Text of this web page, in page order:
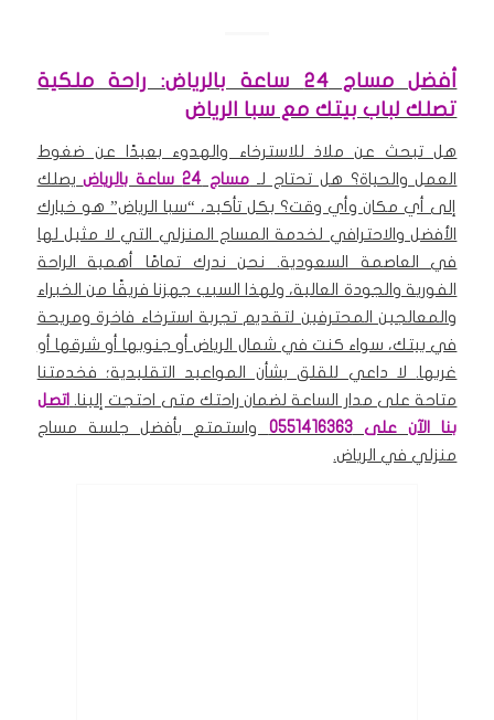
أفضل مساج 24 ساعة بالرياض: راحة ملكية
تصلك لباب بيتك مع سبا الرياض
هل تبحث عن ملاذ للاسترخاء والهدوء بعيدًا عن ضغوط
العمل والحياة؟ هل تحتاج لـ مساج 24 ساعة ب الرياضيصلك
إلى أي مكان وأي وقت؟ بكل تأكيد، “سبا الرياض” هو خيارك
الأفضل والاحترافي لخدمة المساج المنزلي التي لا مثيل لها
في العاصمة السعودية.نحن ندرك تمامًا أهمية الراحة
الفورية والجودة العالية، ولهذا السبب جهزنا فريقًا من الخبراء
والمعالجين المحترفين لتقديم تجربة استرخاء فاخرة ومريحة
في بيتك، سواء كنت في شمال الرياض أو جنوبها أو شرقها أو
غربها.لا داعي للقلق بشأن المواعيد التقليدية؛ فخدمتنا
متاحة على مدار الساعة لضمان راحتك متى احتجت إلينا. اتصل
بنا الآن على 0551416363
واستمتع بأفضل جلسة مساج
منزلي في الرياض.